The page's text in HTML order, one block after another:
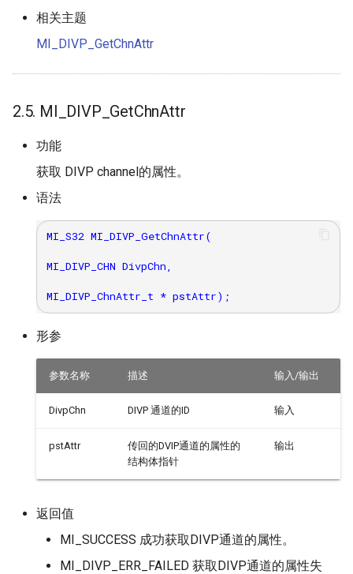
相关主题
MI_DIVP_GetChnAttr
2.5. MI_DIVP_GetChnAttr
功能
获取 DIVP channel的属性。
语法
MI_S32 MI_DIVP_GetChnAttr(
MI_DIVP_CHN DivpChn,
形参
参数名称 描述 输入/输出
DivpChn DIVP 通道的ID 输入
pstAttr
传回的DVIP通道的属性的
结构体指针
输出
返回值
MI_SUCCESS 成功获取DIVP通道的属性。
MI_DIVP_ERR_FAILED 获取DIVP通道的属性失